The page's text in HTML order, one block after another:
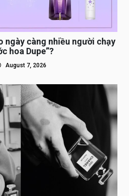
ngày càng nhiều người chạy
hoa Dupe”?
August 7, 2026